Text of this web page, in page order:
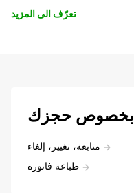
تعرّف الى المزيد
بخصوص حجزك
متابعة، تغيير، إلغاء
طباعة فاتورة